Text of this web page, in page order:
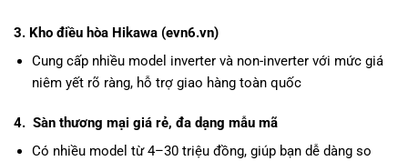
3. Kho điều hòa Hikawa (evn6.vn)
Cung cấp nhiều model inverter và non-inverter với mức giá
niêm yết rõ ràng, hỗ trợ giao hàng toàn quốc
4. Sàn thương mại giá rẻ, đa dạng mẫu mã
Có nhiều model từ 4–30 triệu đồng, giúp bạn dễ dàng so